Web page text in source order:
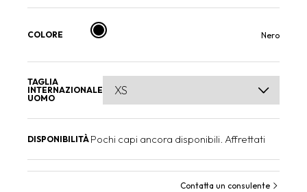
COLORE Nero
TAGLIA
INTERNAZIONALE
UOMO
DISPONIBILITÀ Pochi capi ancora disponibili. Affrettati
Contatta un consulente